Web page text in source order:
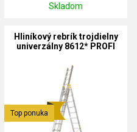
Skladom
Hliníkový rebrík trojdielny
univerzálny 8612* PROFI
Top ponuka